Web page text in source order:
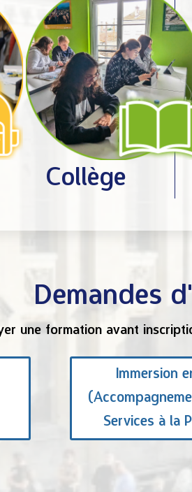
Collège
Demandes
une formation avant
Immersion
Services à la